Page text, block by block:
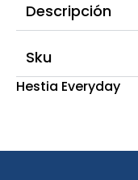
Descripción
Sku
Hestia Everyday